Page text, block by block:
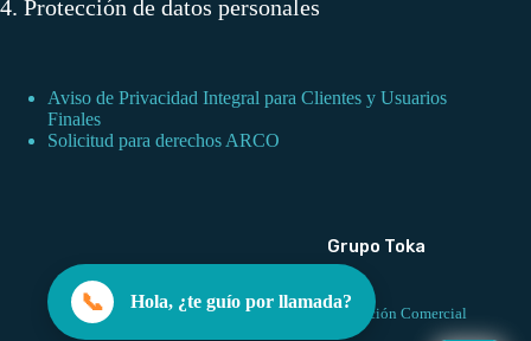
4. Protección de datos personales
Aviso de Privacidad Integral para Clientes y Usuarios
Finales
Solicitud para derechos ARCO
Grupo Toka
Red de Atención Comercial
📞 Hola, ¿te guío por llamada?